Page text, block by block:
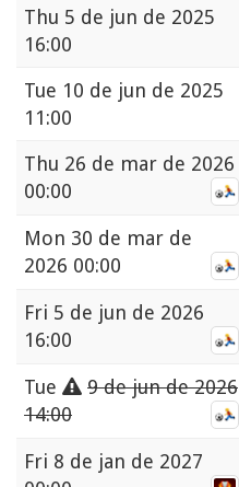
Thu 5 de jun de 2025
16:00
Tue 10 de jun de 2025
11:00
Thu 26 de mar de 2026
00:00
Mon 30 de mar de
2026 00:00
Fri 5 de jun de 2026
16:00
Tue
9 de jun de 2026
14:00
Fri 8 de jan de 2027